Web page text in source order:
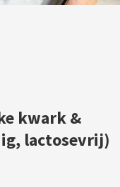
kwark &
lactosevrij)